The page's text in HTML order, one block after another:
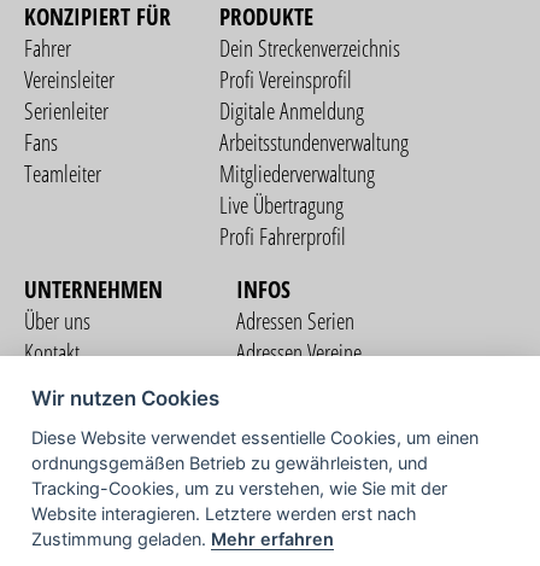
KONZIPIERT FÜR
Fahrer
Vereinsleiter
Serienleiter
Fans
Teamleiter
PRODUKTE
Dein Streckenverzeichnis
Profi Vereinsprofil
Digitale Anmeldung
Arbeitsstundenverwaltung
Mitgliederverwaltung
Live Übertragung
Profi Fahrerprofil
UNTERNEHMEN
Über uns
Kontakt
Nutzungsbedingungen
Datenschutzerklärung
Impressum
INFOS
Adressen Serien
Adressen Vereine
COMMUNITY
Wir nutzen Cookies
Diese Website verwendet essentielle Cookies, um einen
ordnungsgemäßen Betrieb zu gewährleisten, und
Tracking-Cookies, um zu verstehen, wie Sie mit der
Website interagieren. Letztere werden erst nach
Zustimmung geladen. Mehr erfahren